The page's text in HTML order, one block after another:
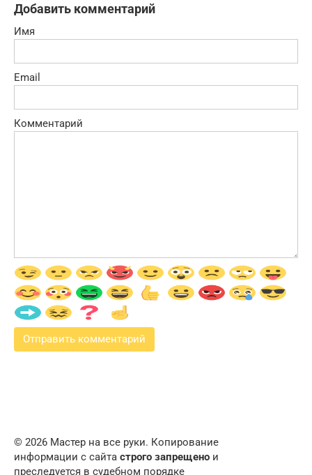
Добавить комментарий
Имя
Email
Комментарий
© 2026 Мастер на все руки. Копирование
информации с сайта строго запрещено и
преследуется в судебном порядке